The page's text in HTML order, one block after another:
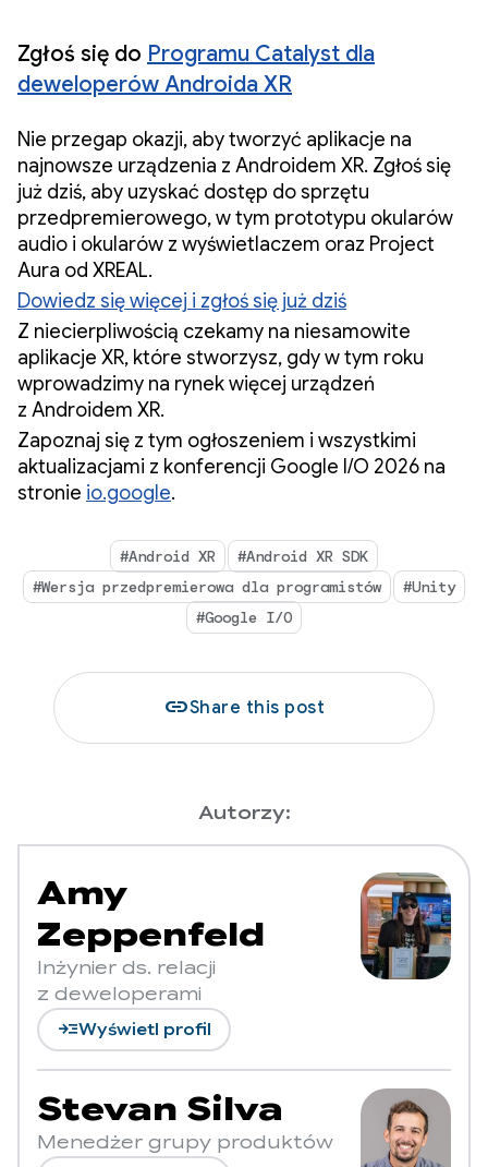
Zgłoś się do Programu Catalyst dla
deweloperów Androida XR
Nie przegap okazji, aby tworzyć aplikacje na
najnowsze urządzenia z Androidem XR. Zgłoś się
już dziś, aby uzyskać dostęp do sprzętu
przedpremierowego, w tym prototypu okularów
audio i okularów z wyświetlaczem oraz Project
Aura od XREAL.
Dowiedz się więcej i zgłoś się już dziś
Z niecierpliwością czekamy na niesamowite
aplikacje XR, które stworzysz, gdy w tym roku
wprowadzimy na rynek więcej urządzeń
z Androidem XR.
Zapoznaj się z tym ogłoszeniem i wszystkimi
aktualizacjami z konferencji Google I/O 2026 na
stronie io.google.
#Android XR
#Android XR SDK
#Wersja przedpremierowa dla programistów
#Unity
#Google I/O
linkShare this post
Autorzy:
Amy
Zeppenfeld
Inżynier ds. relacji
z deweloperami
read_moreWyświetl profil
Stevan Silva
Menedżer grupy produktów